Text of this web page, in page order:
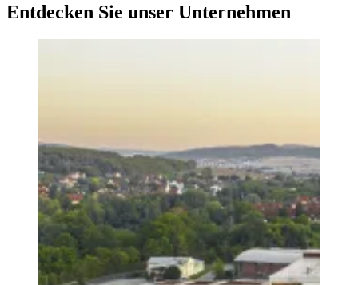
Entdecken Sie unser Unternehmen